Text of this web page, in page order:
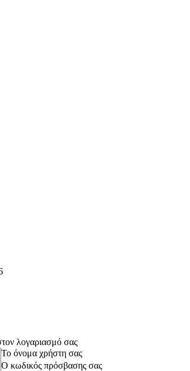
λογαριασμό σας
Το όνομα χρήστη σας
Ο κωδικός πρόσβασης σας